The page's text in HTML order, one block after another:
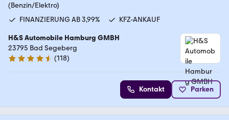
(Benzin/Elektro)
FINANZIERUNG AB 3,99%
KFZ-ANKAUF
H&S Automobile Hamburg GMBH
23795 Bad Segeberg
4.6 Sterne
(118)
Kontakt Parken